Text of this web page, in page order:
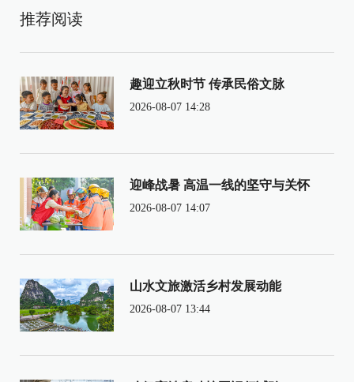
推荐阅读
趣迎立秋时节 传承民俗文脉
2026-08-07 14:28
迎峰战暑 高温一线的坚守与关怀
2026-08-07 14:07
山水文旅激活乡村发展动能
2026-08-07 13:44